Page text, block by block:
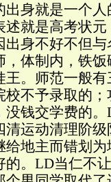
身就是一个人
就是高考状
身不好不但
体制内，铁
。师范一般
不予录取的
钱交学费的
运动清理阶
给地主而错划
。LD当仁不